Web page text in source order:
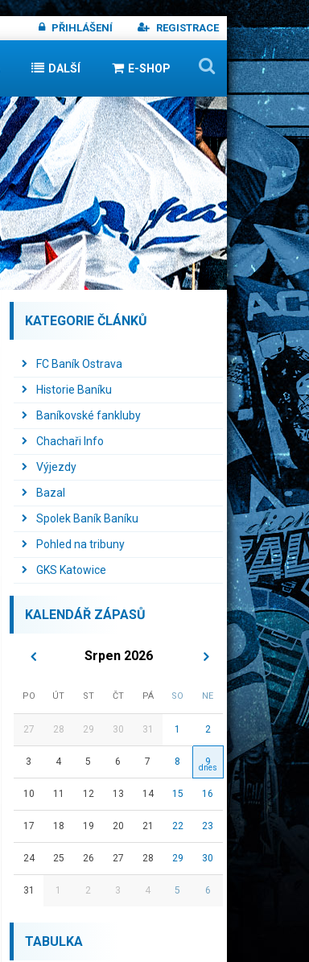
PŘIHLÁŠENÍ REGISTRACE
DALŠÍ E-SHOP
KATEGORIE ČLÁNKŮ
FC Baník Ostrava
Historie Baníku
Baníkovské fankluby
Chachaři Info
Výjezdy
Bazal
Spolek Baník Baníku
Pohled na tribuny
GKS Katowice
KALENDÁŘ ZÁPASŮ
Srpen 2026
PO ÚT ST ČT PÁ SO NE
27 28 29 30 31 1 2
3 4 5 6 7 8 9
10 11 12 13 14 15 16
17 18 19 20 21 22 23
24 25 26 27 28 29 30
31 1 2 3 4 5 6
TABULKA